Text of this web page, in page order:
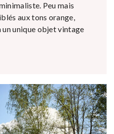
Peu mais
aux tons orange,
un unique objet vintage